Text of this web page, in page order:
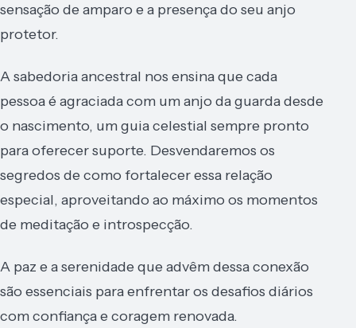
sensação de amparo e a presença do seu anjo
protetor.
A sabedoria ancestral nos ensina que cada
pessoa é agraciada com um anjo da guarda desde
o nascimento, um guia celestial sempre pronto
para oferecer suporte. Desvendaremos os
segredos de como fortalecer essa relação
especial, aproveitando ao máximo os momentos
de meditação e introspecção.
A paz e a serenidade que advêm dessa conexão
são essenciais para enfrentar os desafios diários
com confiança e coragem renovada.